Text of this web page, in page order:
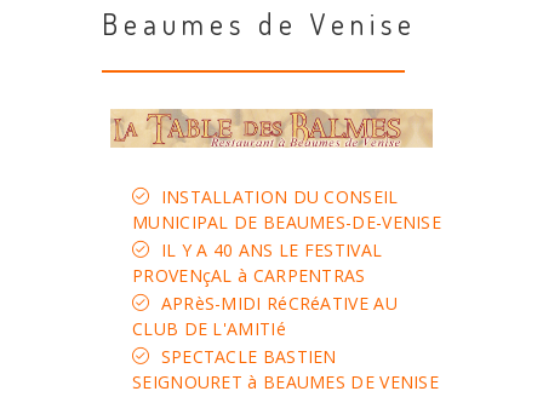
Beaumes de Venise
INSTALLATION DU CONSEIL
MUNICIPAL DE BEAUMES-DE-VENISE
IL Y A 40 ANS LE FESTIVAL
PROVENçAL à CARPENTRAS
APRèS-MIDI RéCRéATIVE AU
CLUB DE L'AMITIé
SPECTACLE BASTIEN
SEIGNOURET à BEAUMES DE VENISE